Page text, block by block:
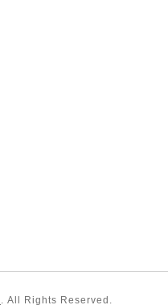
. All Rights Reserved.